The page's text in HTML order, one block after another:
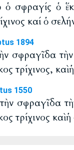
σφραγίς ὁ
καί ὁ
1894
σφραγῖδα
τρίχινος,
1550
σφραγῖδα
τρίχινος καὶ